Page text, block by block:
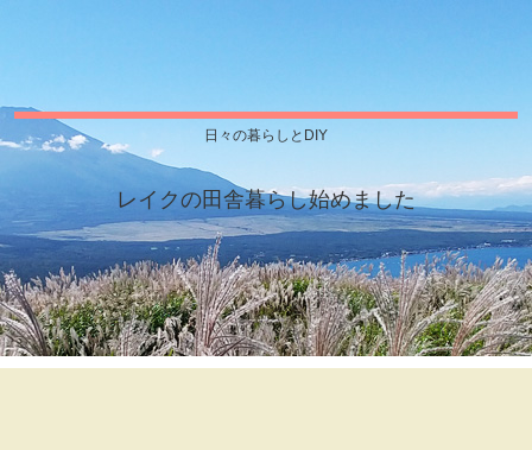
日々の暮らしとDIY
レイクの田舎暮らし始めました